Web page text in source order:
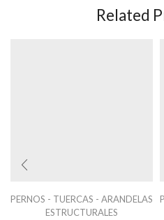
Related
PERNOS - TUERCAS - ARANDELAS
ESTRUCTURALES